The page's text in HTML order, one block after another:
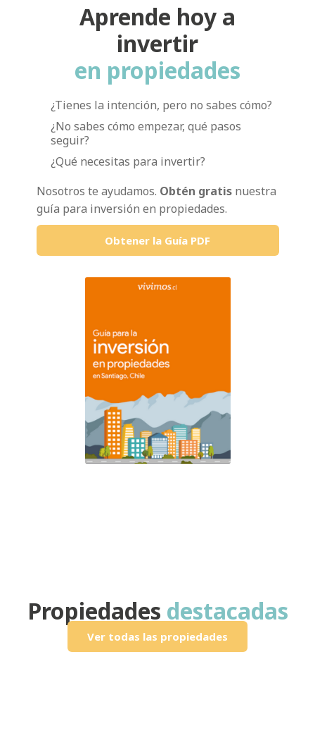
Aprende hoy a
invertir
en propiedades
¿Tienes la intención, pero no sabes cómo?
¿No sabes cómo empezar, qué pasos
seguir?
¿Qué necesitas para invertir?
Nosotros te ayudamos. Obtén gratisnuestra
guía para inversión en propiedades.
Obtener la Guía PDF
Propiedades destacadas
Ver todas las propiedades